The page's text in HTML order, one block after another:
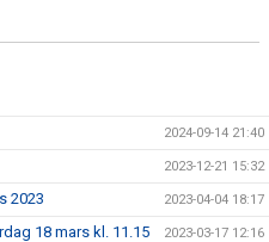
2024-09-14 21:40
2023-12-21 15:32
2023 2023-04-04 18:17
18 mars kl. 11.15 2023-03-17 12:16